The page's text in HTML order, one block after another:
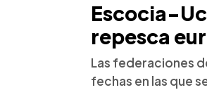
Escocia-
repesca
Las federaciones
fechas en las que